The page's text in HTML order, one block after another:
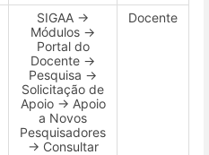
SIGAA →
Módulos →
Portal do
Docente →
Pesquisa →
Solicitação de
Apoio → Apoio
a Novos
Pesquisadores
→ Consultar
Docente